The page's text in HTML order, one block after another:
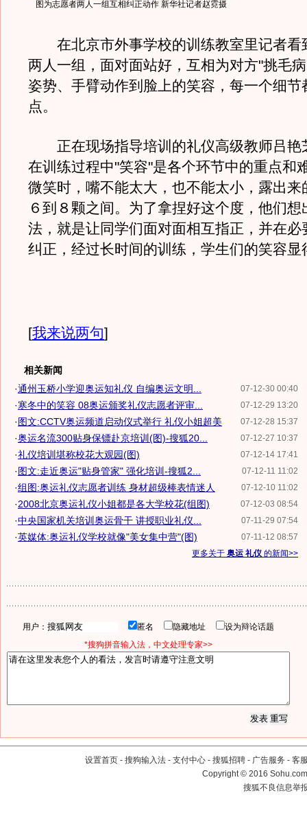
图为志愿者两人一组互相纠正动作 新华社记者赵霓摄
在北京市外事学校的训练教室里记者看
两人一组，面对面站好，互相为对方"挑毛
姿势、手臂动作到脸上的笑容，每一个细节
点。
正在现场指导培训的礼仪高级教师吕艳
在训练过程中"笑容"是各个环节中的重点和
微笑时，嘴不能太大，也不能太小，露出来
６到８颗之间。为了拿捏好这个度，他们
法，就是让同学们面对面相互指正，并在必
纠正，经过长时间的训练，学生们的笑容显
[我来说两句]
相关新闻
07-12-30 00:40
·通州玉桥小学迎奥运知礼仪 自编奥运文明...
07-12-29 13:20
·寒冬中的笑容 08奥运颁奖礼仪志愿者评审...
07-12-28 15:37
·图文:CCTV奥运频道启动仪式举行 礼仪小姐超美
07-12-27 10:37
·奥运名流300贴身保镖赴京培训(图)-搜狐20...
07-12-14 17:41
·礼仪培训堪称校花大观园(图)
07-12-11 11:02
·图文:走近奥运"贴身管家" 强化培训-搜狐2...
07-12-10 11:02
·组图:奥运礼仪志愿者训练 身材超级棒表情迷人
07-12-03 08:54
·2008北京奥运礼仪小姐都是各大学校花(组图)
07-11-29 07:54
·中央国家机关培训奥运骨干 讲授职业礼仪...
07-11-12 08:57
·英媒体:奥运礼仪学校就像"美女集中营"(图)
更多关于 奥运 礼仪 的新闻>>
用户： 匿名 隐藏地址
设为辩论话题
*搜狗拼音输入法，中文处理专家>>
设置首页 - 搜狗输入法 - 支付中心 - 搜狐招聘 - 广告服务 - 客
Copyright©2016
搜狐不良信息举